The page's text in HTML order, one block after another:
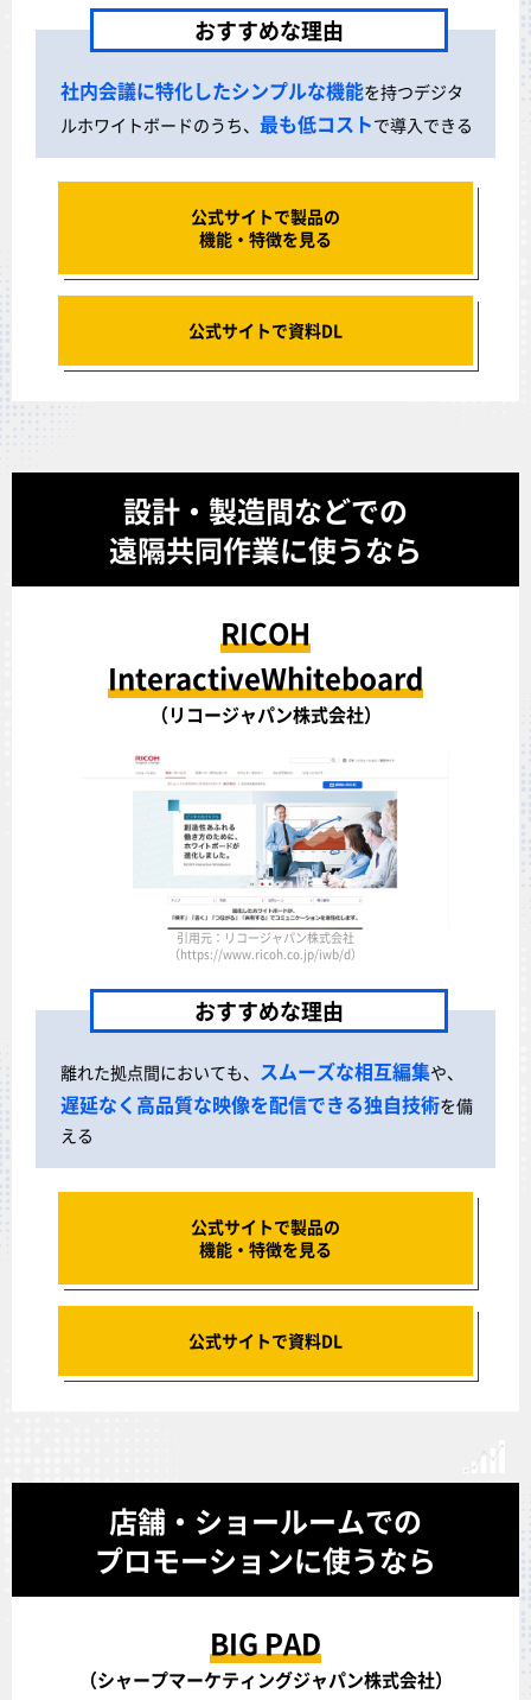
おすすめな理由
社内会議に特化したシンプルな機能を持つデジタ
ルホワイトボードのうち、 最も低コストで導入できる
公式サイトで製品の
機能・特徴を見る
公式サイトで資料DL
設計・製造間などでの
遠隔共同作業に使うなら
RICOH
InteractiveWhiteboard
（リコージャパン株式会社）
引用元：リコージャパン株式会社
（https://www.ricoh.co.jp/iwb/d）
おすすめな理由
離れた拠点間においても、 スムーズな相互編集や、
遅延なく高品質な映像を配信できる独自技術を備
える
公式サイトで製品の
機能・特徴を見る
公式サイトで資料DL
店舗・ショールームでの
プロモーションに使うなら
BIG PAD
（シャープマーケティングジャパン株式会社）